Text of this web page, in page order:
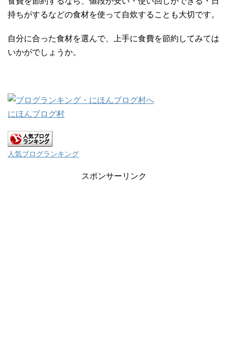
持ちがするなどの食材を使って自炊することも大切です。
自分に合った食材を選んで、上手に食費を節約してみては
いかがでしょうか。
にほんブログ村
人気ブログランキング
スポンサーリンク